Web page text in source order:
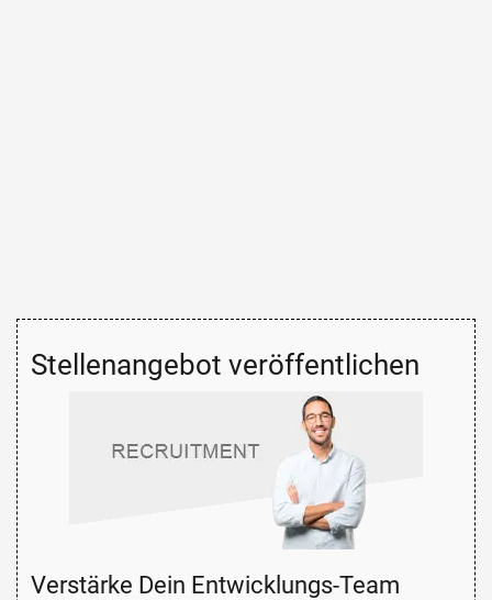
Stellenangebot veröffentlichen
Verstärke Dein Entwicklungs-Team